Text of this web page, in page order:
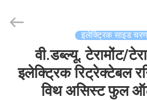
Technology
इलेक्ट्रिक साइड चरण
वी.डब्ल्यू. टेरामोंट/
इलेक्ट्रिक रिट्रेक्टेबल
विथ असिस्ट फुल